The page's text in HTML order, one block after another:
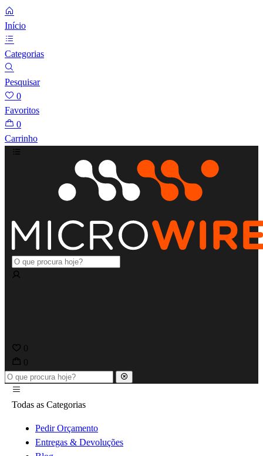
Início
Categorias
Pesquisar
0
Favoritos
0
Carrinho
0
0
Todas as Categorias
Pedir Orçamento
Entregas & Devoluções